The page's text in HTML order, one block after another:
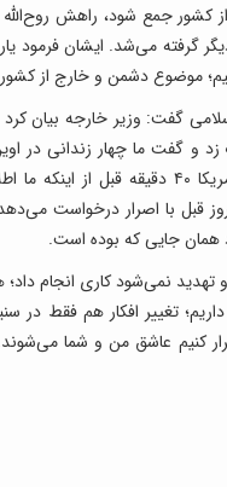
از کشور جمع شود، راهش
گرفته می‌شد. ایشان فرمود
موضوع دشمن و خارج از
گفت: وزیر خارجه بیان
و گفت ما چهار زندانی در
برایشان پیش نیاید؛ من گفتم خبری نیست؛ وزیر
با آدم‌های خودشان آتش زدند. مهدی هاشمی ۳۰
جایی که بوده است.
تهدید نمی‌شود کاری انجام
تغییر افکار هم فقط
کنیم عاشق من و شما